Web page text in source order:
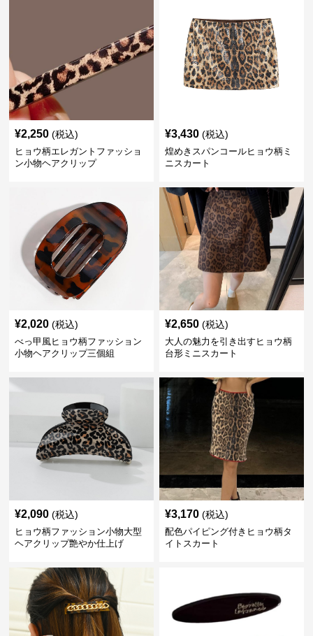
¥2,250 (税込)
ヒョウ柄エレガントファッショ
ン小物ヘアクリップ
¥3,430 (税込)
煌めきスパンコールヒョウ柄ミ
ニスカート
¥2,020 (税込)
べっ甲風ヒョウ柄ファッション
小物ヘアクリップ三個組
¥2,650 (税込)
大人の魅力を引き出すヒョウ柄
台形ミニスカート
¥2,090 (税込)
ヒョウ柄ファッション小物大型
ヘアクリップ艶やか仕上げ
¥3,170 (税込)
配色パイピング付きヒョウ柄タ
イトスカート